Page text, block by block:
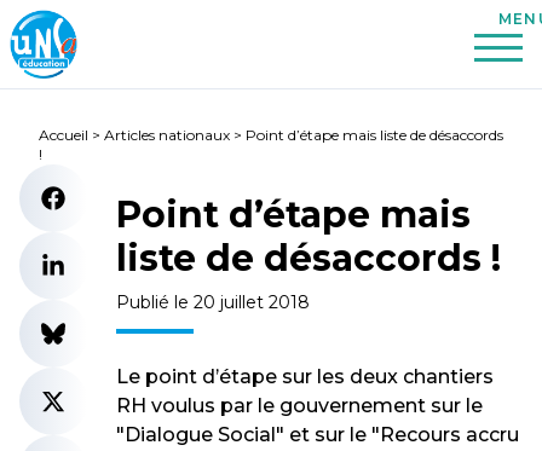
Accueil > Articles nationaux > Point d’étape mais liste de désaccords
!
Point d’étape mais
liste de désaccords !
Publié le 20 juillet 2018
Le point d’étape sur les deux chantiers
RH voulus par le gouvernement sur le
"Dialogue Social" et sur le "Recours accru